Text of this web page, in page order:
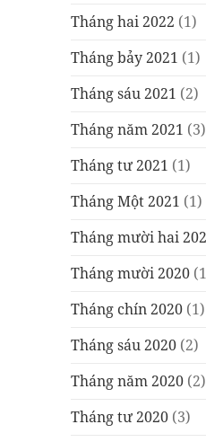
Tháng hai 2022 (1)
Tháng bảy 2021 (1)
Tháng sáu 2021 (2)
Tháng năm 2021 (3)
Tháng tư 2021 (1)
Tháng Một 2021 (1)
Tháng mười hai
Tháng mười 2020
Tháng chín 2020 (1)
Tháng sáu 2020 (2)
Tháng năm 2020 (2)
Tháng tư 2020 (3)